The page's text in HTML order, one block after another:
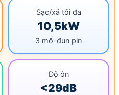
Sạc/xả tối đa
10,5kW
3 mô-đun pin
Độ ồn
<29dB